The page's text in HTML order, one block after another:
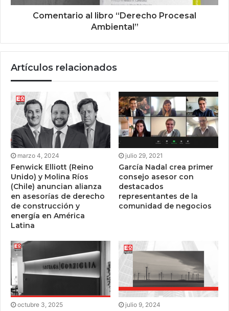
Comentario al libro “Derecho Procesal
Ambiental”
Artículos relacionados
marzo 4, 2024
Fenwick Elliott (Reino
Unido) y Molina Ríos
(Chile) anuncian alianza
en asesorías de derecho
de construcción y
energía en América
Latina
julio 29, 2021
García Nadal crea primer
consejo asesor con
destacados
representantes de la
comunidad de negocios
octubre 3, 2025 julio 9, 2024